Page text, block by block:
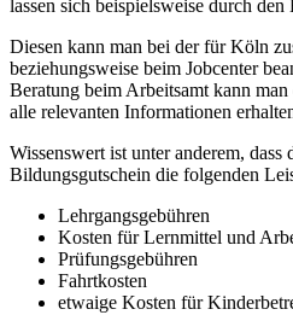
lassen sich beispielsweise durch
Diesen kann man bei der für Köln
beziehungsweise beim Jobcenter
Beratung beim Arbeitsamt kann
alle relevanten Informationen
Wissenswert ist unter anderem, dass
Bildungsgutschein die folgenden
Lehrgangsgebühren
Kosten für Lernmittel und
Prüfungsgebühren
Fahrtkosten
etwaige Kosten für